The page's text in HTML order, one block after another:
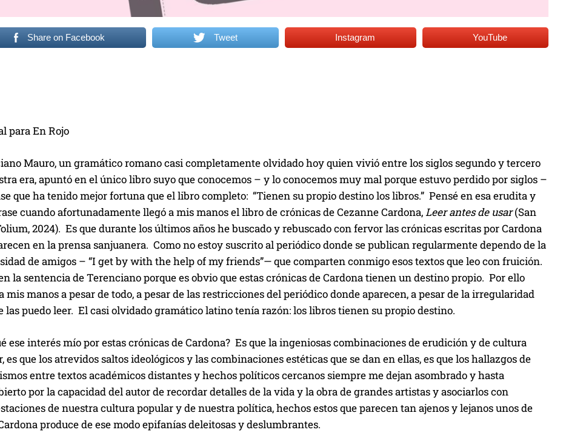
Share on Facebook Tweet Instagram YouTube
para En Rojo
Mauro, un gramático romano casi completamente olvidado hoy quien vivió entre los siglos segundo y tercero
era, apuntó en el único libro suyo que conocemos – y lo conocemos muy mal porque estuvo perdido por siglos –
que ha tenido mejor fortuna que el libro completo: “Tienen su propio destino los libros.” Pensé en esa erudita y
cuando afortunadamente llegó a mis manos el libro de crónicas de Cezanne Cardona,Leer antes de usar(San
2024). Es que durante los últimos años he buscado y rebuscado con fervor las crónicas escritas por Cardona
en la prensa sanjuanera. Como no estoy suscrito al periódico donde se publican regularmente dependo de la
de amigos – “I get by with the help of my friends”— que comparten conmigo esos textos que leo con fruición.
la sentencia de Terenciano porque es obvio que estas crónicas de Cardona tienen un destino propio. Por ello
mis manos a pesar de todo, a pesar de las restricciones del periódico donde aparecen, a pesar de la irregularidad
las puedo leer. El casi olvidado gramático latino tenía razón: los libros tienen su propio destino.
ese interés mío por estas crónicas de Cardona? Es que la ingeniosas combinaciones de erudición y de cultura
es que los atrevidos saltos ideológicos y las combinaciones estéticas que se dan en ellas, es que los hallazgos de
entre textos académicos distantes y hechos políticos cercanos siempre me dejan asombrado y hasta
por la capacidad del autor de recordar detalles de la vida y la obra de grandes artistas y asociarlos con
de nuestra cultura popular y de nuestra política, hechos estos que parecen tan ajenos y lejanos unos de
produce de ese modo epifanías deleitosas y deslumbrantes.